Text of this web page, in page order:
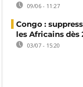
09/06 - 11:27
Congo :
les Africains dès
03/07 - 15:20